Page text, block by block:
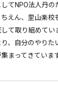
てNPO法人丹の
えん、里山楽校
て取り組めてい
、自分のやりた
まってきていま